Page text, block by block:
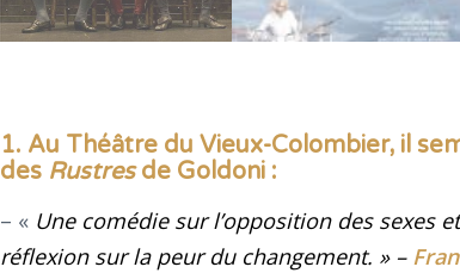
1. Au Théâtre du Vieux-Colombier, il
des Rustresde Goldoni :
– « Une comédie sur l’opposition des sexes
réflexion sur la peur du changement. »–